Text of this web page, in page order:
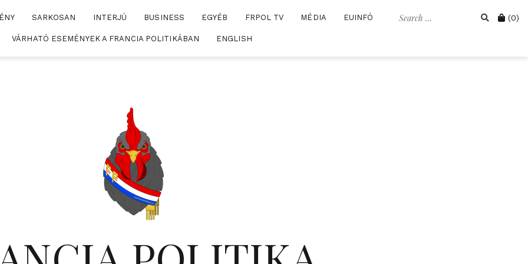
Search Cart
(0)
SARKOSAN INTERJÚ BUSINESS EGYÉB FRPOL TV MÉDIA EUINFÓ
VÁRHATÓ ESEMÉNYEK A FRANCIA POLITIKÁBAN ENGLISH